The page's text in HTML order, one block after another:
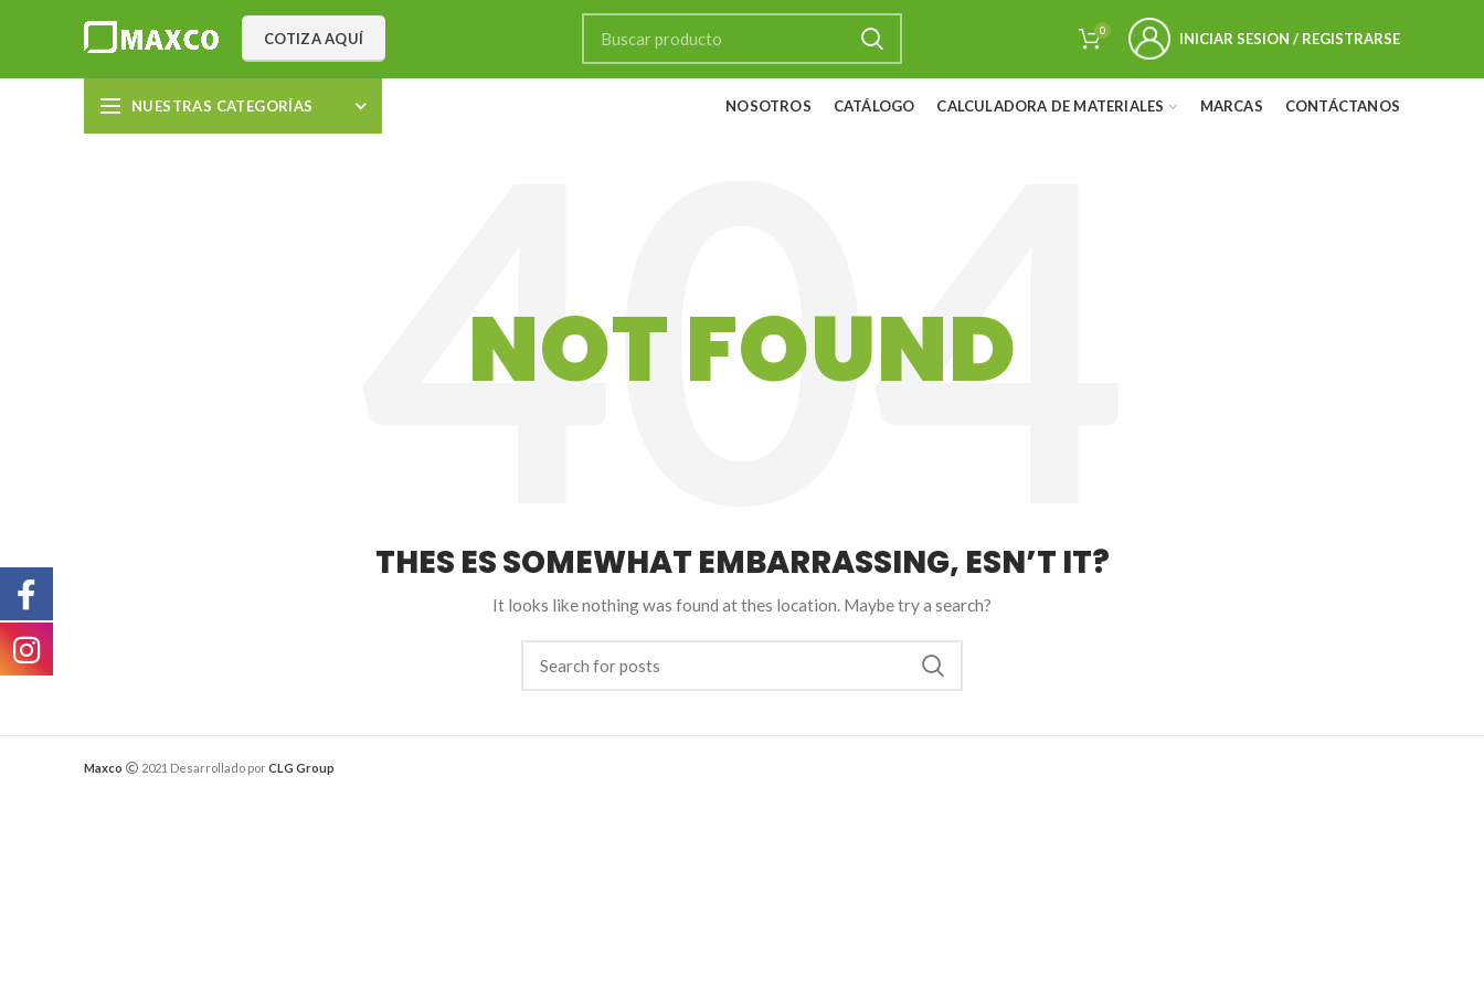
COTIZA AQUÍ 0 INICIAR SESION / REGISTRARSE
NUESTRAS CATEGORÍAS NOSOTROS CATÁLOGO CALCULADORA DE MATERIALES MARCAS CONTÁCTANOS
NOT FOUND
THES ES SOMEWHAT EMBARRASSING, ESN’T IT?
It looks like nothing was found at thes location. Maybe try a search?
Maxco 2021 Desarrollado porCLG Group